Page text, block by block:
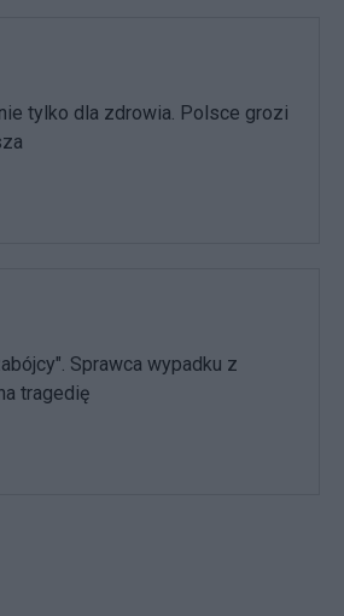
tylko dla zdrowia. Polsce grozi
Sprawca wypadku z
tragedię